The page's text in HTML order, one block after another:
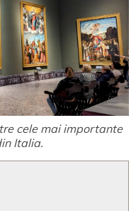
cele mai importante
Italia.